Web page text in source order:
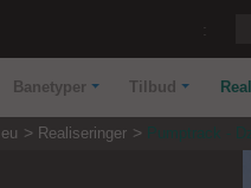
Banetyper Tilbud
Realiseringer Pumptrack -